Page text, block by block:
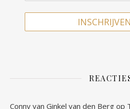
Conny van Ginkel van den Berg op